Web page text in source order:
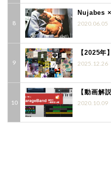
Nujabes
2020.06.05
【2025
2025.12.26
【動画解
2020.10.09